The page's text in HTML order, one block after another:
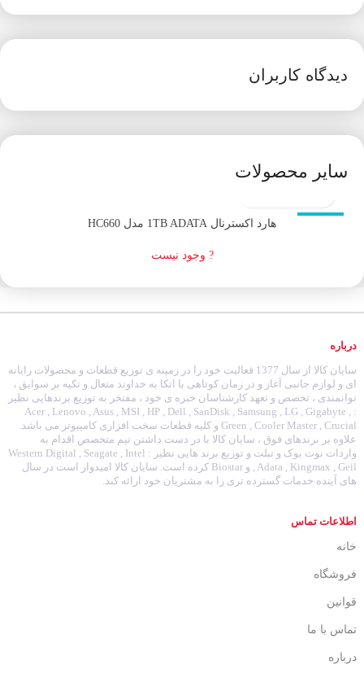
دیدگاه کاربران
سایر محصولات
هارد اکسترنال 1TB ADATA مدل HC660
? وجود نیست
درباره
سایان کالا از سال 1377 فعالیت خود را در زمینه ی توزیع قطعات و محصولات رایانه
ای و لوازم جانبی آغاز و در زمان کوتاهی با اتکا به خداوند متعال و تکیه بر سوابق ،
توانمندی ، تخصص و تعهد کارشناسان خبره ی خود ، مفتخر به توزیع برندهایی نظیر
: Acer , Lenovo , Asus , MSI , HP , Dell , SanDisk , Samsung , LG , Gigabyte ,
Green , Cooler Master , Crucial و کلیه قطعات سخت افزاری کامپیوتر می باشد.
علاوه بر برندهای فوق ، سایان کالا با در دست داشتن تیم متخصص اقدام به
واردات نوت بوک و تبلت و توزیع برند هایی نظیر : Western Digital , Seagate , Intel
, Adata , Kingmax , Geil و Biostar کرده است. سایان کالا امیدوار است در سال
های آینده خدمات گسترده تری را به مشتریان خود ارائه کند.
اطلاعات تماس
خانه
فروشگاه
قوانین
تماس با ما
درباره